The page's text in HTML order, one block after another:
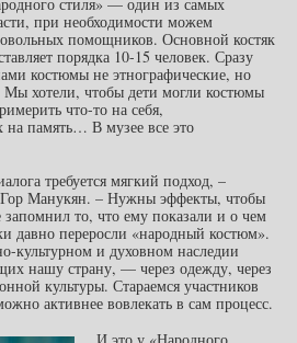
при необходимости можем
помощников. Основной костяк
порядка 10-15 человек. Сразу
костюмы не этнографические, но
Мы хотели, чтобы дети могли костюмы
что-то на себя,
на память… В музее все это
требуется мягкий подход, –
Гор Манукян. – Нужны эффекты, чтобы
то, что ему показали и о чем
давно переросли «народный костюм».
культурном и духовном наследии
нашу страну, — через одежду, через
культуры. Стараемся участников
активнее вовлекать в сам процесс.